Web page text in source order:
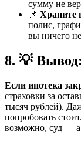
сумму не
📌 Храните
полис,
вы ничего
8. 💡
Если ипотека
страховки за
тысяч рублей).
попробовать
возможно, суд — а